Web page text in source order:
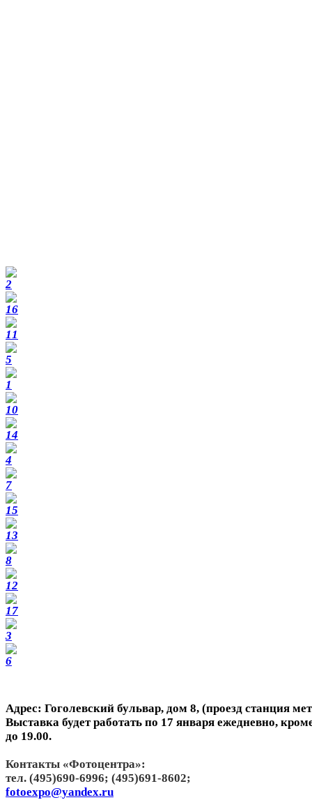
Адрес: Гоголевский бульвар, дом 8, (проезд станция
Выставка будет работать по 17 января ежедневно,
до 19.00.
Контакты «Фотоцентра»:
тел. (495)690-6996; (495)691-8602;
fotoexpo@yandex.ru